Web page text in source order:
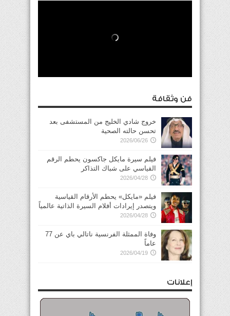
فن وثقافة
خروج شادي الخليج من المستشفى بعد
تحسن حالته الصحية
2026/06/26
فيلم سيرة مايكل جاكسون يحطم الرقم
القياسي على شباك التذاكر
2026/04/28
فيلم «مايكل» يحطم الأرقام القياسية
ويتصدر إيرادات أفلام السيرة الذاتية عالمياً
2026/04/28
وفاة الممثلة الفرنسية ناتالي باي عن 77
عاماً
2026/04/19
إعلانات